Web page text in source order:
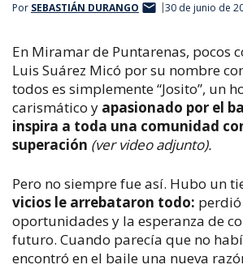
Por SEBASTIÁN DURANGO 30 de junio de
En Miramar de Puntarenas, pocos
Luis Suárez Micó por su nombre
todos es simplemente “Josito”, un
carismático y apasionado por el
inspira a toda una comunidad
superación (ver video adjunto).
Pero no siempre fue así. Hubo un
vicios le arrebataron todo:
oportunidades y la esperanza de
futuro. Cuando parecía que no
encontró en el baile una nueva